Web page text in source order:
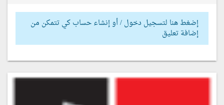
إضغط هنا لتسجيل دخول / أو إنشاء حساب كي تتمكن من
إضافة تعليق